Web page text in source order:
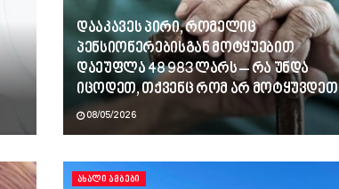
დააკავეს პირი, რომელიც
პენსიონერებისგან მოტყუებით
დაეუფლა 48 983 ლარს – რა უნდა
იცოდეთ, თქვენც რომ არ მოტყუვდეთ
08/05/2026
ᲐᲮᲐᲚᲘ ᲐᲛᲑᲔᲑᲘ